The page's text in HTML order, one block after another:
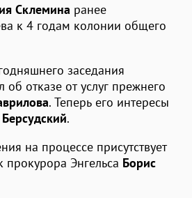
Склемина ранее
к 4 годам колонии общего
заседания
отказе от услуг прежнего
. Теперь его интересы
.
на процессе присутствует
Энгельса Борис